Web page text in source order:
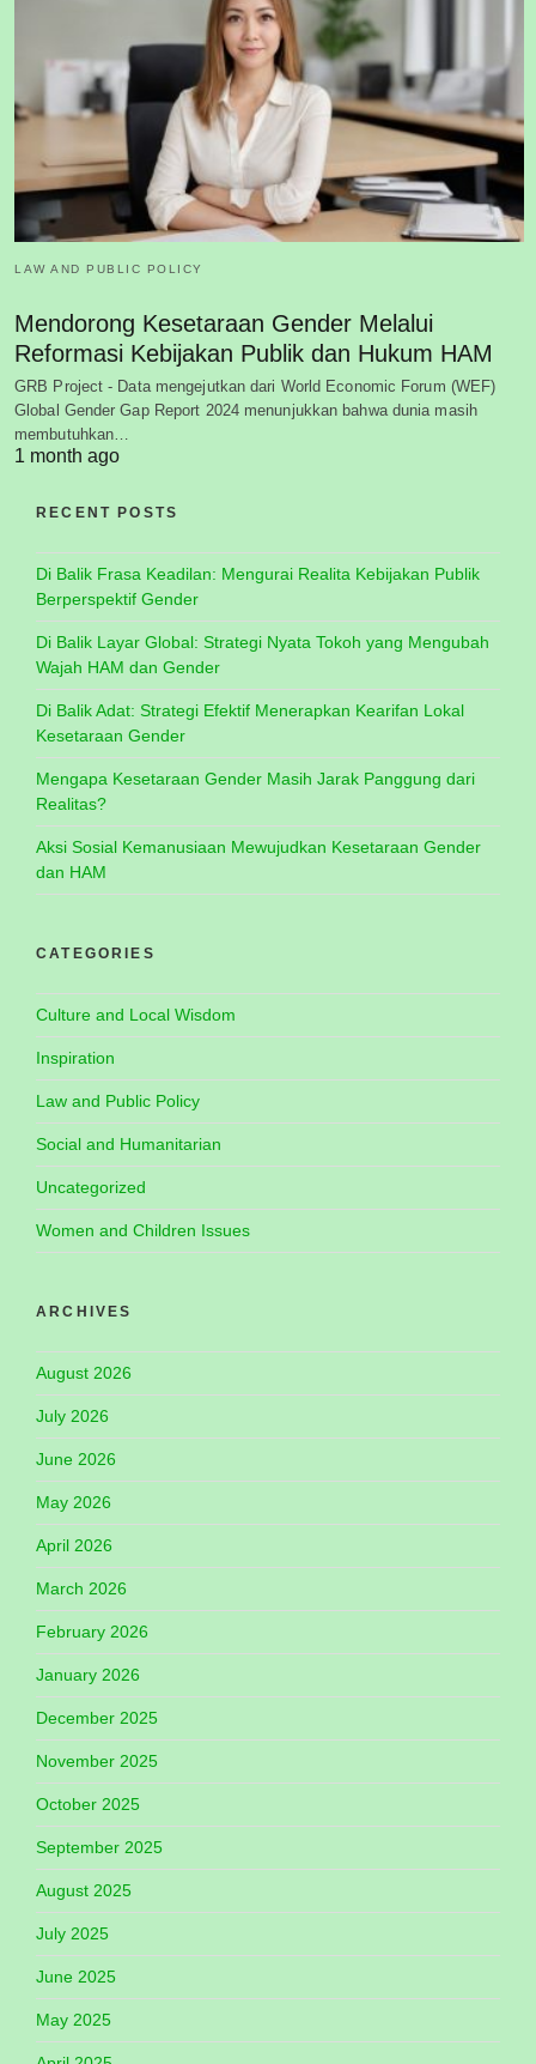
LAW AND PUBLIC POLICY
Mendorong Kesetaraan Gender Melalui
Reformasi Kebijakan Publik dan Hukum HAM
GRB Project - Data mengejutkan dari World Economic Forum (WEF)
Global Gender Gap Report 2024 menunjukkan bahwa dunia masih
membutuhkan…
1 month ago
RECENT POSTS
Di Balik Frasa Keadilan: Mengurai Realita Kebijakan Publik
Berperspektif Gender
Di Balik Layar Global: Strategi Nyata Tokoh yang Mengubah
Wajah HAM dan Gender
Di Balik Adat: Strategi Efektif Menerapkan Kearifan Lokal
Kesetaraan Gender
Mengapa Kesetaraan Gender Masih Jarak Panggung dari
Realitas?
Aksi Sosial Kemanusiaan Mewujudkan Kesetaraan Gender
dan HAM
CATEGORIES
Culture and Local Wisdom
Inspiration
Law and Public Policy
Social and Humanitarian
Uncategorized
Women and Children Issues
ARCHIVES
August 2026
July 2026
June 2026
May 2026
April 2026
March 2026
February 2026
January 2026
December 2025
November 2025
October 2025
September 2025
August 2025
July 2025
June 2025
May 2025